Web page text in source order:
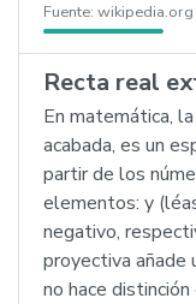
Fuente: wikipedia.org
Recta real
En matemática,
acabada, es un
partir de los
elementos: y
negativo,
proyectiva
no hace